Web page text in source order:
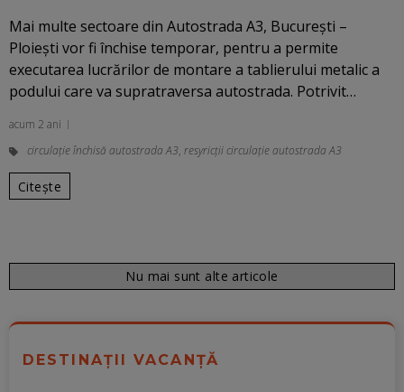
Mai multe sectoare din Autostrada A3, Bucureşti –
Ploieşti vor fi închise temporar, pentru a permite
executarea lucrărilor de montare a tablierului metalic a
podului care va supratraversa autostrada. Potrivit…
acum 2 ani
circulație închisă autostrada A3, resyricții circulație autostrada A3
Citește
Nu mai sunt alte articole
DESTINAȚII VACANȚĂ